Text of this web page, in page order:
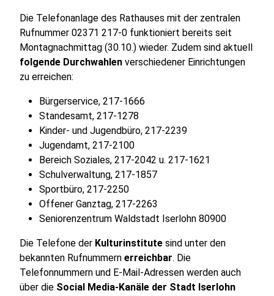
Die Telefonanlage des Rathauses mit der zentralen
Rufnummer 02371 217-0 funktioniert bereits seit
Montagnachmittag (30.10.) wieder. Zudem sind aktuell
folgende Durchwahlen verschiedener Einrichtungen
zu erreichen:
Bürgerservice, 217-1666
Standesamt, 217-1278
Kinder- und Jugendbüro, 217-2239
Jugendamt, 217-2100
Bereich Soziales, 217-2042 u. 217-1621
Schulverwaltung, 217-1857
Sportbüro, 217-2250
Offener Ganztag, 217-2263
Seniorenzentrum Waldstadt Iserlohn 80900
Die Telefone der Kulturinstitute sind unter den
bekannten Rufnummern erreichbar. Die
Telefonnummern und E-Mail-Adressen werden auch
über die Social Media-Kanäle der Stadt Iserlohn